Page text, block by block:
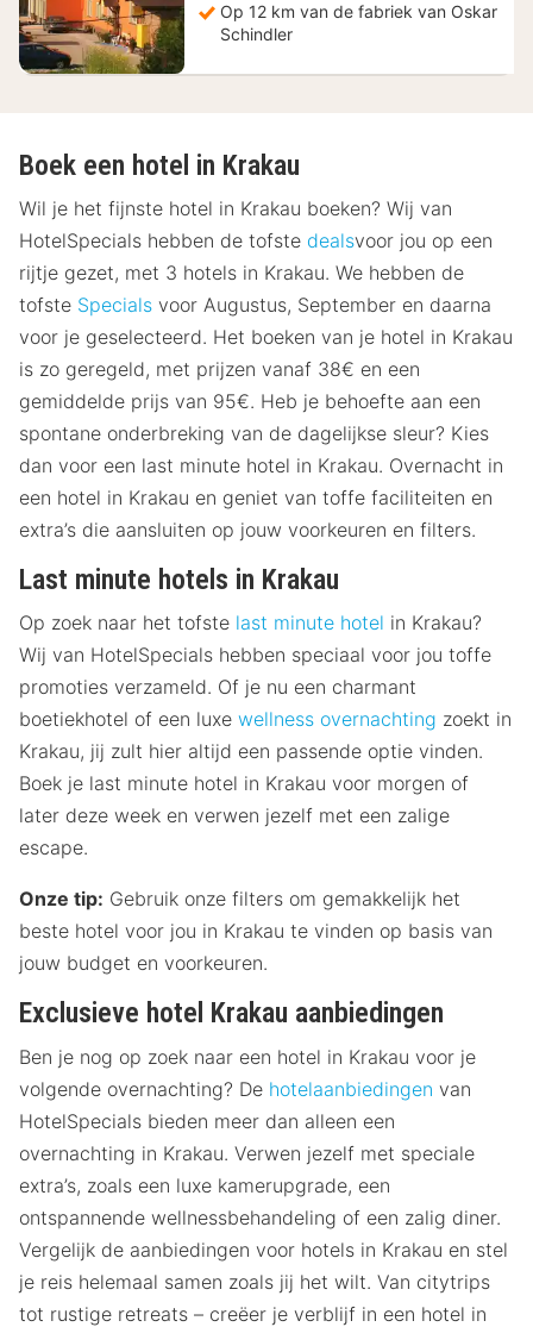
Op 12 km van de fabriek van Oskar
Schindler
Boek een hotel in Krakau
Wil je het fijnste hotel in Krakau boeken? Wij van
HotelSpecials hebben de tofste dealsvoor jou op een
rijtje gezet, met 3 hotels in Krakau. We hebben de
tofste Specials voor Augustus, September en daarna
voor je geselecteerd. Het boeken van je hotel in Krakau
is zo geregeld, met prijzen vanaf 38€ en een
gemiddelde prijs van 95€. Heb je behoefte aan een
spontane onderbreking van de dagelijkse sleur? Kies
dan voor een last minute hotel in Krakau. Overnacht in
een hotel in Krakau en geniet van toffe faciliteiten en
extra’s die aansluiten op jouw voorkeuren en filters.
Last minute hotels in Krakau
Op zoek naar het tofste last minute hotel in Krakau?
Wij van HotelSpecials hebben speciaal voor jou toffe
promoties verzameld. Of je nu een charmant
boetiekhotel of een luxe wellness overnachting zoekt in
Krakau, jij zult hier altijd een passende optie vinden.
Boek je last minute hotel in Krakau voor morgen of
later deze week en verwen jezelf met een zalige
escape.
Onze tip: Gebruik onze filters om gemakkelijk het
beste hotel voor jou in Krakau te vinden op basis van
jouw budget en voorkeuren.
Exclusieve hotel Krakau aanbiedingen
Ben je nog op zoek naar een hotel in Krakau voor je
volgende overnachting? De hotelaanbiedingen van
HotelSpecials bieden meer dan alleen een
overnachting in Krakau. Verwen jezelf met speciale
extra’s, zoals een luxe kamerupgrade, een
ontspannende wellnessbehandeling of een zalig diner.
Vergelijk de aanbiedingen voor hotels in Krakau en stel
je reis helemaal samen zoals jij het wilt. Van citytrips
tot rustige retreats – creëer je verblijf in een hotel in